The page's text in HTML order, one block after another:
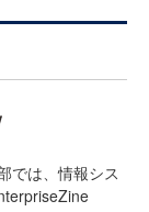
では、情報シス